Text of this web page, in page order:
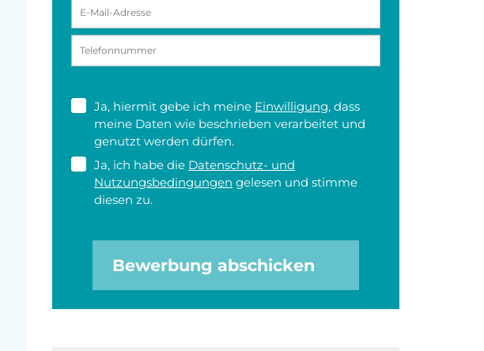
Ja, hiermit gebe ich meine Einwilligung, dass
meine Daten wie beschrieben verarbeitet und
genutzt werden dürfen.
Ja, ich habe die Datenschutz- und
Nutzungsbedingungen gelesen und stimme
diesen zu.
Bewerbung abschicken